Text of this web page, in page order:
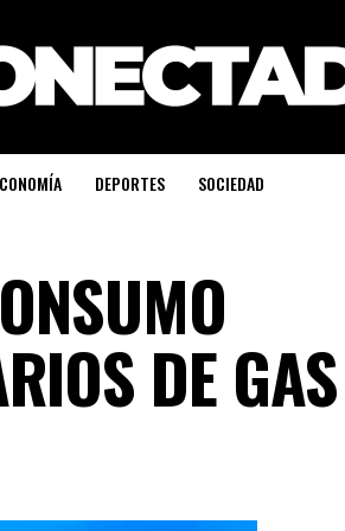
DEPORTES SOCIEDAD
DE